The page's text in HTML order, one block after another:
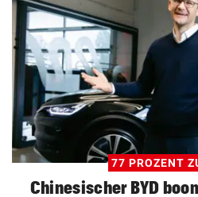
77 PROZENT
Chinesischer BYD